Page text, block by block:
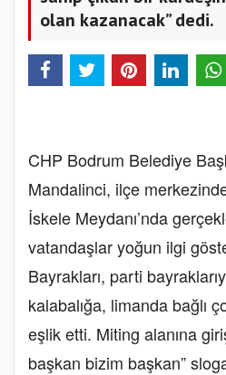
olan kazanacak” dedi.
CHP Bodrum Belediye
Mandalinci, ilçe
İskele Meydanı’nda
vatandaşlar yoğun ilgi
Bayrakları, parti
kalabalığa, limanda bağlı
eşlik etti. Miting alanına
başkan bizim başkan”